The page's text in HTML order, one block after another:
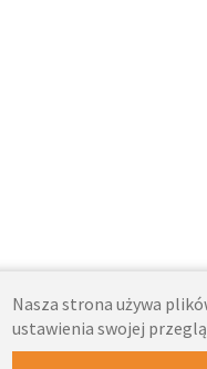
Nasza strona używa
ustawienia swojej